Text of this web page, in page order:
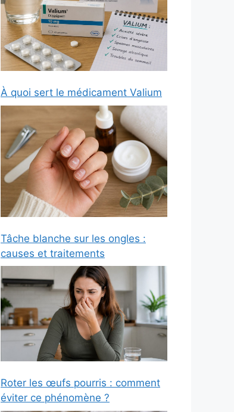
À quoi sert le médicament Valium
Tâche blanche sur les ongles :
causes et traitements
Roter les œufs pourris : comment
éviter ce phénomène ?